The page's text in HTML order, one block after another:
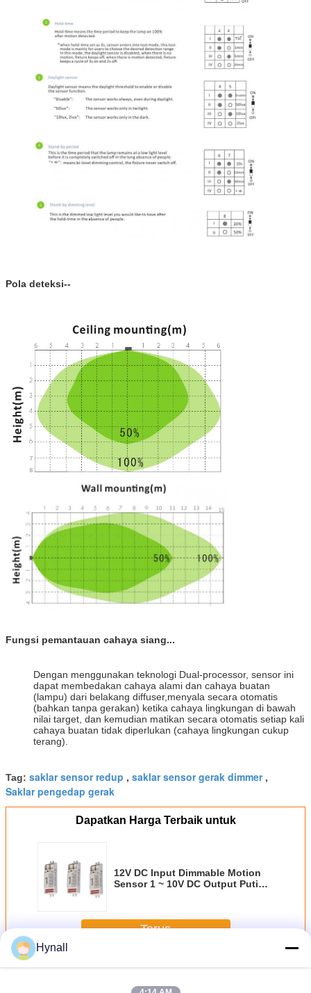
Pola deteksi--
Fungsi pemantauan cahaya siang...
Dengan menggunakan teknologi Dual-processor, sensor ini
dapat membedakan cahaya alami dan cahaya buatan
(lampu) dari belakang diffuser,menyala secara otomatis
(bahkan tanpa gerakan) ketika cahaya lingkungan di bawah
nilai target, dan kemudian matikan secara otomatis setiap kali
cahaya buatan tidak diperlukan (cahaya lingkungan cukup
terang).
Tag: saklar sensor redup , saklar sensor gerak dimmer,
Saklar pengedap gerak
Dapatkan Harga Terbaik untuk
12V DC Input Dimmable Motion
Sensor 1 ~ 10V DC Output Putih
Terus
LebihSensor gerak yang dapat diredupkan
Hynall